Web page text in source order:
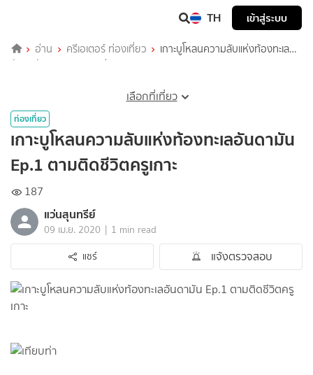
TH เข้าสู่ระบบ
อ่าน ครีเอเตอร์ ท่องเที่ยว
เกาะบูโหลนความลับแห่งท้องทะเล
อันดามัน Ep.1 ตามติดชีวิตครูเกาะ
เลือกที่เที่ยว
ท่องเที่ยว
เกาะบูโหลนความลับแห่งท้องทะเลอันดามัน
Ep.1 ตามติดชีวิตครูเกาะ
187
แว่นสุนทรีย์
09 เม.ย. 2020 | 1 min read
แชร์
แจ้งตรวจสอบ